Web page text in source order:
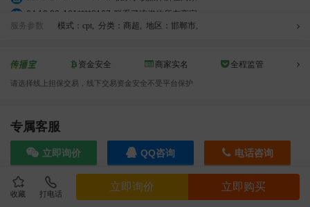
收藏 打电话
立即询价 立即购买
04:12:36 181****8167 联系了该媒体所在商家
04:16:44 181****0078
联系了该媒体所在商家
03:40:56
157****6971
联系了该媒体所在商家
10:08:47
155****5272
联系了该媒体所在商家
11:44:28
191****0991
联系了该媒体所在商家
05:24:34
186****8762
联系了该媒体所在商家
06:11:20
166****9198
05:17:23
182****1341 联系了该媒体所在商家
服务参数 模式：cpt, 分类：商超 , 地区：邯郸市,
资金安全 商家实名 全程监管
请选择线上担保交易，线下交易资金安全不受平台保护
专属客服
立即询价 QQ咨询 电话咨询
效果截图